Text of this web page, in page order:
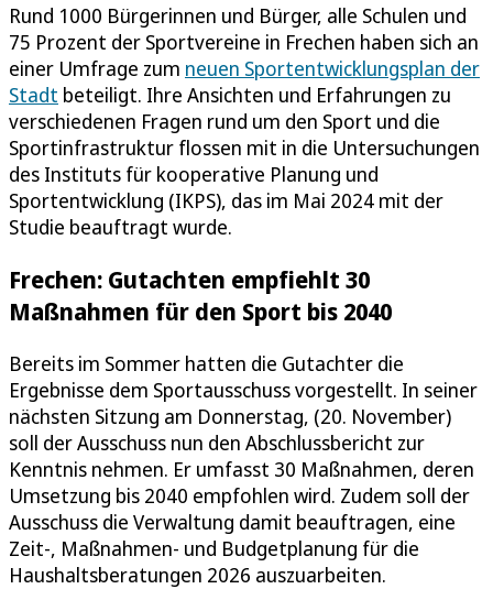
Rund 1000 Bürgerinnen und Bürger, alle Schulen und
75 Prozent der Sportvereine in Frechen haben sich an
einer Umfrage zum neuen Sportentwicklungsplan der
Stadt beteiligt. Ihre Ansichten und Erfahrungen zu
verschiedenen Fragen rund um den Sport und die
Sportinfrastruktur flossen mit in die Untersuchungen
des Instituts für kooperative Planung und
Sportentwicklung (IKPS), das im Mai 2024 mit der
Studie beauftragt wurde.
Frechen: Gutachten empfiehlt 30
Maßnahmen für den Sport bis 2040
Bereits im Sommer hatten die Gutachter die
Ergebnisse dem Sportausschuss vorgestellt. In seiner
nächsten Sitzung am Donnerstag, (20. November)
soll der Ausschuss nun den Abschlussbericht zur
Kenntnis nehmen. Er umfasst 30 Maßnahmen, deren
Umsetzung bis 2040 empfohlen wird. Zudem soll der
Ausschuss die Verwaltung damit beauftragen, eine
Zeit-, Maßnahmen- und Budgetplanung für die
Haushaltsberatungen 2026 auszuarbeiten.